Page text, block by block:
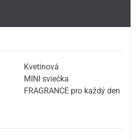
Kvetinová
MINI sviečka
FRAGRANCE pro každý den